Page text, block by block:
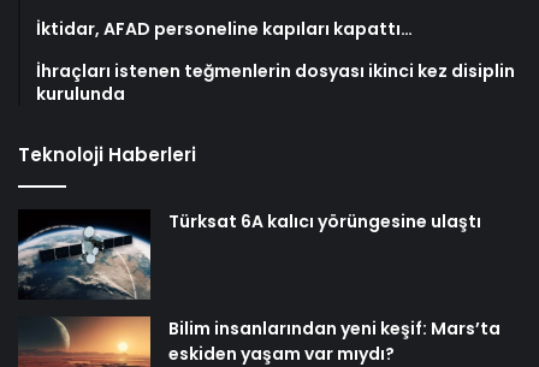
İktidar, AFAD personeline kapıları kapattı…
İhraçları istenen teğmenlerin dosyası ikinci kez disiplin
kurulunda
Teknoloji Haberleri
Türksat 6A kalıcı yörüngesine ulaştı
Bilim insanlarından yeni keşif: Mars’ta
eskiden yaşam var mıydı?